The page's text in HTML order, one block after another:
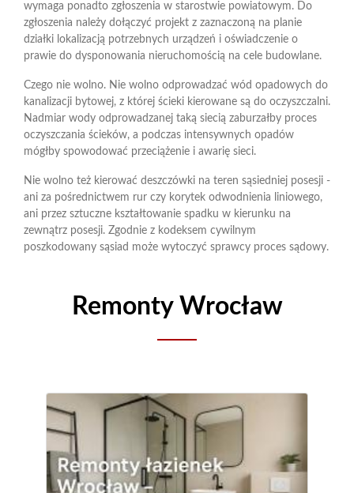
wymaga ponadto zgłoszenia w starostwie powiatowym. Do
zgłoszenia należy dołączyć projekt z zaznaczoną na planie
działki lokalizacją potrzebnych urządzeń i oświadczenie o
prawie do dysponowania nieruchomością na cele budowlane.
Czego nie wolno. Nie wolno odprowadzać wód opadowych do
kanalizacji bytowej, z której ścieki kierowane są do oczyszczalni.
Nadmiar wody odprowadzanej taką siecią zaburzałby proces
oczyszczania ścieków, a podczas intensywnych opadów
mógłby spowodować przeciążenie i awarię sieci.
Nie wolno też kierować deszczówki na teren sąsiedniej posesji -
ani za pośrednictwem rur czy korytek odwodnienia liniowego,
ani przez sztuczne kształtowanie spadku w kierunku na
zewnątrz posesji. Zgodnie z kodeksem cywilnym
poszkodowany sąsiad może wytoczyć sprawcy proces sądowy.
Remonty Wrocław